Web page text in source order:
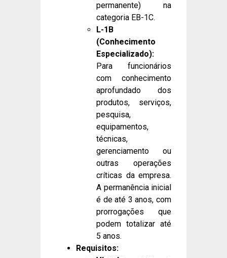
permanente) na
categoria EB-1C.
L-1B
(Conhecimento
Especializado):
Para funcionários
com conhecimento
aprofundado dos
produtos, serviços,
pesquisa,
equipamentos,
técnicas,
gerenciamento ou
outras operações
críticas da empresa.
A permanência inicial
é de até 3 anos, com
prorrogações que
podem totalizar até
5 anos.
Requisitos: